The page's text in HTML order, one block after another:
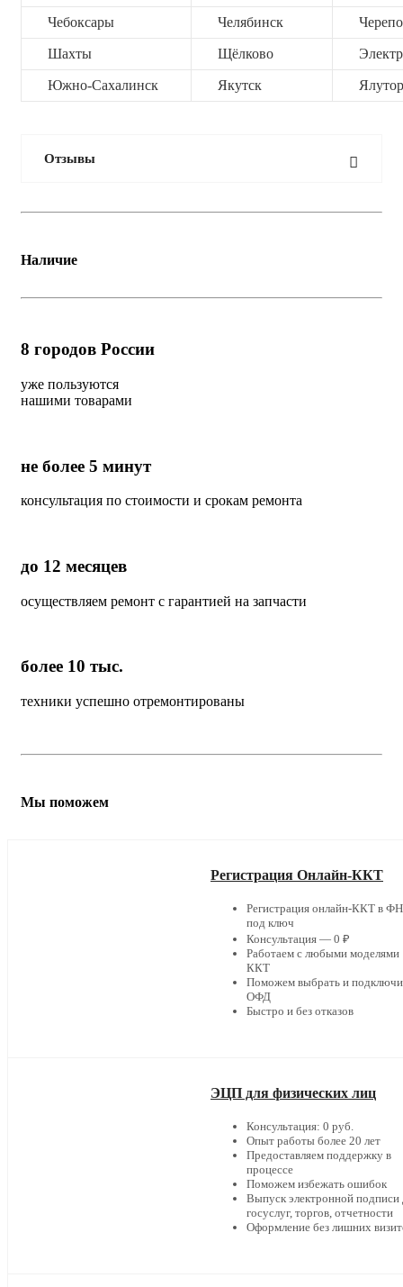
Чебоксары Челябинск
Шахты Щёлково
Южно-Сахалинск Якутск
Отзывы
Наличие
8 городов России
уже пользуются
нашими товарами
не более 5 минут
консультация по стоимости и срокам ремонта
до 12 месяцев
осуществляем ремонт с гарантией на запчасти
более 10 тыс.
техники успешно отремонтированы
Мы поможем
Регистрация Онлайн-ККТ
Регистрация онлайн-ККТ в
под ключ
Консультация — 0 ₽
Работаем с любыми моделями
ККТ
Поможем выбрать и
ОФД
Быстро и без отказов
ЭЦП для физических лиц
Консультация: 0 руб.
Опыт работы более 20 лет
Предоставляем поддержку в
процессе
Поможем избежать ошибок
Выпуск электронной подписи
госуслуг, торгов, отчетности
Оформление без лишних